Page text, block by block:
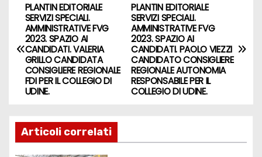
PLANTIN EDITORIALE
SERVIZI SPECIALI.
AMMINISTRATIVE FVG
2023. SPAZIO AI
CANDIDATI. PAOLO VIEZZI
CANDIDATO CONSIGLIERE
REGIONALE AUTONOMIA
RESPONSABILE PER IL
COLLEGIO DI UDINE.
PLANTIN EDITORIALE
SERVIZI SPECIALI.
AMMINISTRATIVE FVG
2023. SPAZIO AI
CANDIDATI. VALERIA
GRILLO CANDIDATA
CONSIGLIERE REGIONALE
FDI PER IL COLLEGIO DI
UDINE.
Articoli correlati